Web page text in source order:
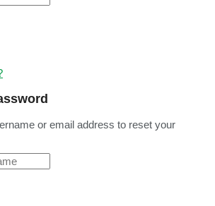
or email address to reset your